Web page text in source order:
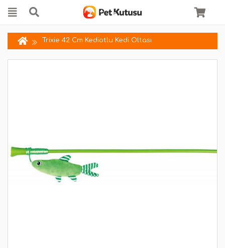
Trixie 42 Cm Kediotlu Kedi Oltası